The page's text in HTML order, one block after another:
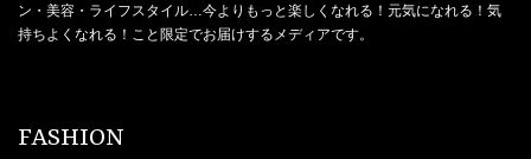
ン・美容・ライフスタイル…今よりもっと楽しくなれる！元気になれる！気
持ちよくなれる！こと限定でお届けするメディアです。
FASHION